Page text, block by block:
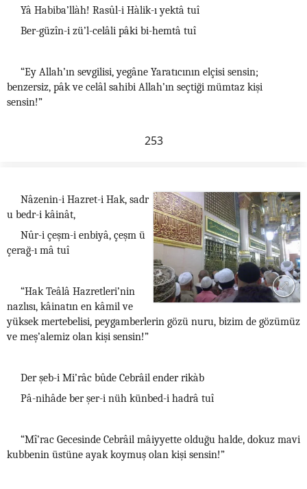
Yâ Habiba’llàh! Rasûl-i Hàlik-ı yektâ tuî
Ber-güzîn-i zü’l-celâli pâki bi-hemtâ tuî
“Ey Allah’ın sevgilisi, yegâne Yaratıcının elçisi sensin;
benzersiz, pâk ve celâl sahibi Allah’ın seçtiği mümtaz kişi
sensin!”
253
Nâzenin-i Hazret-i Hak, sadr
u bedr-i kâinât,
Nûr-i çeşm-i enbiyâ, çeşm ü
çerağ-ı mâ tuî
“Hak Teâlâ Hazretleri’nin
nazlısı, kâinatın en kâmil ve
yüksek mertebelisi, peygamberlerin gözü nuru, bizim de gözümüz
ve meş’alemiz olan kişi sensin!”
Der şeb-i Mi’râc bûde Cebrâil ender rikàb
Pâ-nihâde ber şer-i nüh künbed-i hadrâ tuî
“Mî’rac Gecesinde Cebrâil mâiyyette olduğu halde, dokuz mavi
kubbenin üstüne ayak koymuş olan kişi sensin!”